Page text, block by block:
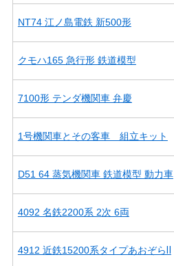
NT74 江ノ島電鉄 新500形
クモハ165 急行形 鉄道模型
7100形 テンダ機関車 弁慶
1号機関車とその客車 組立キット
D51 64 蒸気機関車 鉄道模型 動力車
4092 名鉄2200系 2次 6両
4912 近鉄15200系タイプあおぞらⅡ